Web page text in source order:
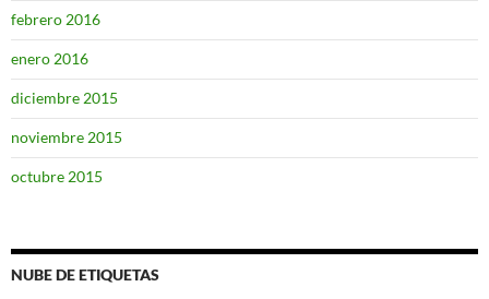
febrero 2016
enero 2016
diciembre 2015
noviembre 2015
octubre 2015
NUBE DE ETIQUETAS